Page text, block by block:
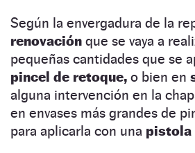
Según la envergadura de la
renovación que se vaya a
pequeñas cantidades que se
pincel de retoque, o bien en
alguna intervención en la
en envases más grandes de
para aplicarla con una pistola